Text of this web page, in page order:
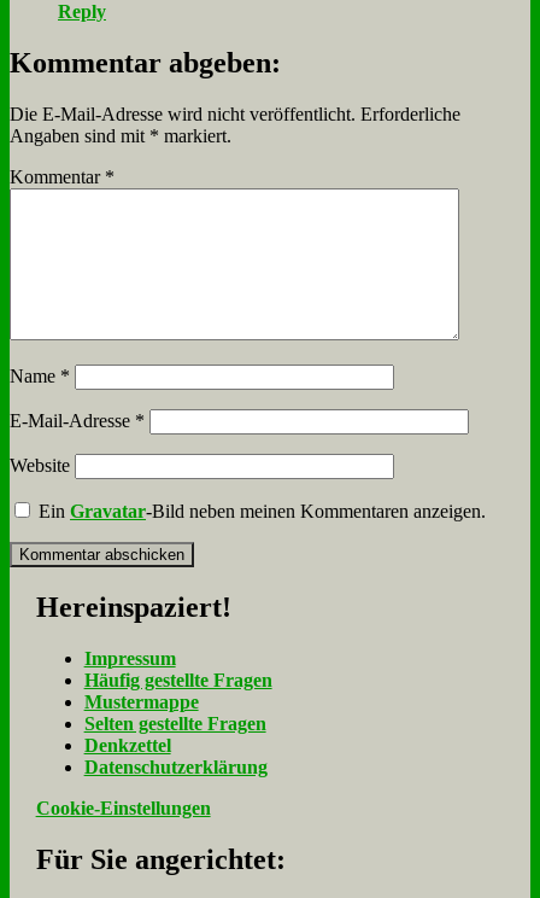
Reply
Kommentar abgeben:
Die E-Mail-Adresse wird nicht veröffentlicht. Erforderliche
Angaben sind mit * markiert.
Kommentar *
Name *
E-Mail-Adresse *
Website
EinGravatar-Bild neben meinen Kommentaren anzeigen.
Her­ein­spa­ziert!
Im­pres­sum
Häu­fig ge­stell­te Fra­gen
Mu­ster­map­pe
Sel­ten ge­stell­te Fra­gen
Denk­zet­tel
Da­ten­schutz­er­klä­rung
Cookie-Einstellungen
Für Sie an­ge­rich­tet: